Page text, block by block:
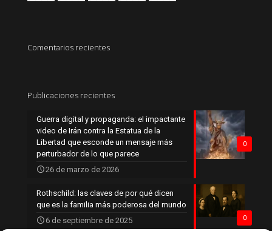
Comentarios recientes
Publicaciones recientes
0
Guerra digital y propaganda: el impactante
video de Irán contra la Estatua de la
Libertad que esconde un mensaje más
perturbador de lo que parece
26 de marzo de 2026
0
Rothschild: las claves de por qué dicen
que es la familia más poderosa del mundo
6 de septiembre de 2025